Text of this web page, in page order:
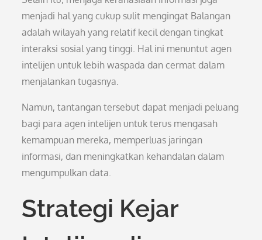
menjadi hal yang cukup sulit mengingat Balangan
adalah wilayah yang relatif kecil dengan tingkat
interaksi sosial yang tinggi. Hal ini menuntut agen
intelijen untuk lebih waspada dan cermat dalam
menjalankan tugasnya.
Namun, tantangan tersebut dapat menjadi peluang
bagi para agen intelijen untuk terus mengasah
kemampuan mereka, memperluas jaringan
informasi, dan meningkatkan kehandalan dalam
mengumpulkan data.
Strategi Kejar